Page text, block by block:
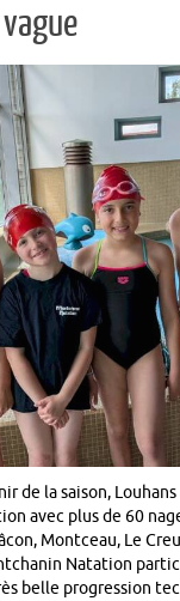
de la saison,
avec plus de 60
Montceau, Le
Natation
belle progression